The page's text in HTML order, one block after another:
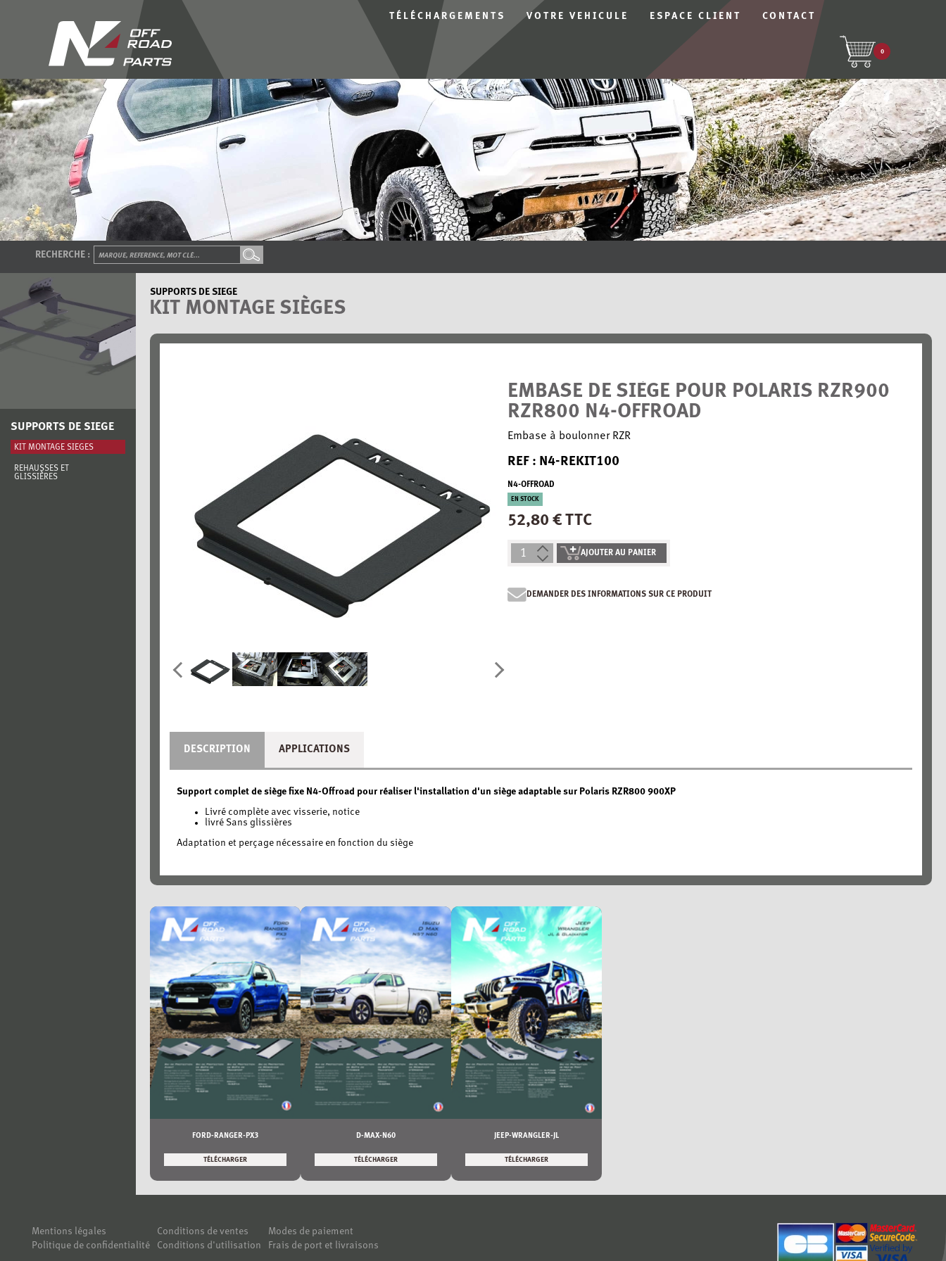
TÉLÉCHARGEMENTS VOTRE VEHICULE ESPACE CLIENT CONTACT
0
RECHERCHE :
SUPPORTS DE SIEGE
KIT MONTAGE SIÈGES
REHAUSSES ET
GLISSIÈRES
SUPPORTS DE SIEGE
KIT MONTAGE SIÈGES
EMBASE DE SIÈGE POUR POLARIS RZR900
RZR800 N4-OFFROAD
Embase à boulonner RZR
REF : N4-REKIT100
N4-OFFROAD
EN STOCK
52,80 € TTC
AJOUTER AU PANIER
DEMANDER DES INFORMATIONS SUR CE PRODUIT
DESCRIPTION APPLICATIONS
Support complet de siège fixe N4-Offroad pour réaliser l'installation d'un siège adaptable sur Polaris RZR800 900XP
Livré complète avec visserie, notice
livré Sans glissières
Adaptation et perçage nécessaire en fonction du siège
FORD-RANGER-PX3
TÉLÉCHARGER
D-MAX-N60
TÉLÉCHARGER
JEEP-WRANGLER-JL
TÉLÉCHARGER
Mentions légales
Politique de confidentialité
Conditions de ventes
Conditions d'utilisation
Modes de paiement
Frais de port et livraisons